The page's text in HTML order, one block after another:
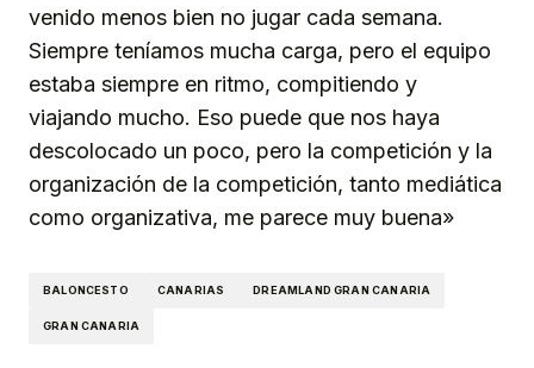
venido menos bien no jugar cada semana.
Siempre teníamos mucha carga, pero el equipo
estaba siempre en ritmo, compitiendo y
viajando mucho. Eso puede que nos haya
descolocado un poco, pero la competición y la
organización de la competición, tanto mediática
como organizativa, me parece muy buena»
BALONCESTO CANARIAS DREAMLAND GRAN CANARIA
GRAN CANARIA